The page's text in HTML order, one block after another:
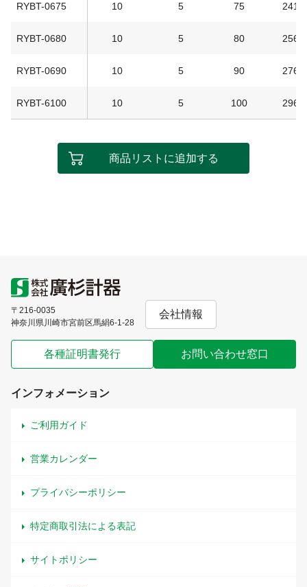
RYBT-0675 10 5 75 241
RYBT-0680 10 5 80 256
RYBT-0690 10 5 90 276
RYBT-6100 10 5 100 296
商品リストに追加する
〒216-0035
神奈川県川崎市宮前区馬絹6-1-28
会社情報
各種証明書発行 お問い合わせ窓口
インフォメーション
ご利用ガイド
営業カレンダー
プライバシーポリシー
特定商取引法による表記
サイトポリシー